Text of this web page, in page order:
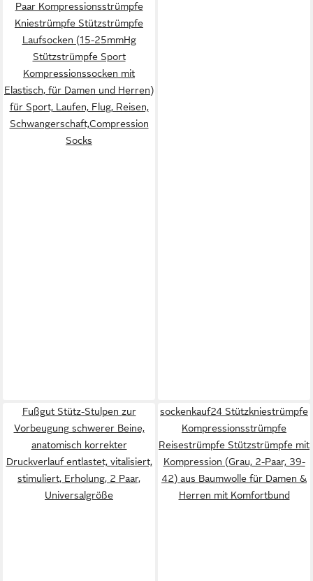
Paar Kompressionsstrümpfe
Kniestrümpfe Stützstrümpfe
Laufsocken (15-25mmHg
Stützstrümpfe Sport
Kompressionssocken mit
Elastisch, für Damen und Herren)
für Sport, Laufen, Flug, Reisen,
Schwangerschaft,Compression
Socks
Fußgut Stütz-Stulpen zur
Vorbeugung schwerer Beine,
anatomisch korrekter
Druckverlauf entlastet, vitalisiert,
stimuliert, Erholung, 2 Paar,
Universalgröße
sockenkauf24 Stützkniestrümpfe
Kompressionsstrümpfe
Reisestrümpfe Stützstrümpfe mit
Kompression (Grau, 2-Paar, 39-
42) aus Baumwolle für Damen &
Herren mit Komfortbund